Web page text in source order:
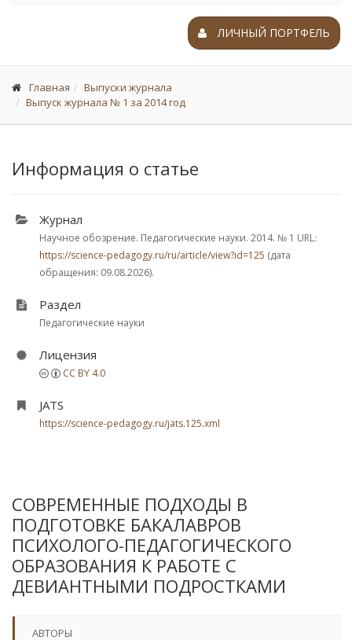
ЛИЧНЫЙ ПОРТФЕЛЬ
Главная
Выпуски журнала
Выпуск журнала № 1 за 2014 год
Информация о статье
Журнал
Научное обозрение. Педагогические науки. 2014. № 1 URL:
https://science-pedagogy.ru/ru/article/view?id=125 (дата
обращения: 09.08.2026).
Раздел
Педагогические науки
Лицензия
CC BY 4.0
JATS
https://science-pedagogy.ru/jats.125.xml
СОВРЕМЕННЫЕ ПОДХОДЫ В
ПОДГОТОВКЕ БАКАЛАВРОВ
ПСИХОЛОГО-ПЕДАГОГИЧЕСКОГО
ОБРАЗОВАНИЯ К РАБОТЕ С
ДЕВИАНТНЫМИ ПОДРОСТКАМИ
АВТОРЫ